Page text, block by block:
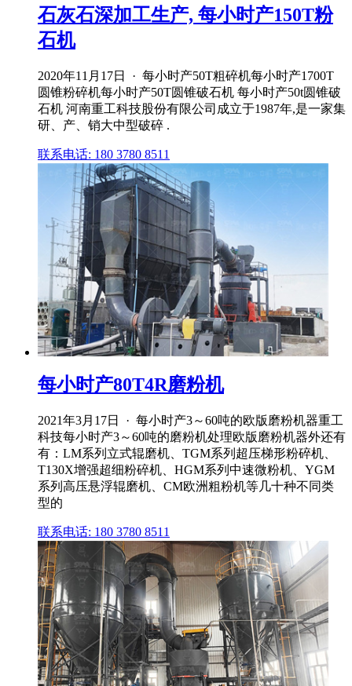
石灰石深加工生产, 每小时产150T粉
石机
2020年11月17日 · 每小时产50T粗碎机每小时产1700T
圆锥粉碎机每小时产50T圆锥破石机 每小时产50t圆锥破
石机 河南重工科技股份有限公司成立于1987年,是一家集
研、产、销大中型破碎 .
联系电话: 180 3780 8511
每小时产80T4R磨粉机
2021年3月17日 · 每小时产3～60吨的欧版磨粉机器重工
科技每小时产3～60吨的磨粉机处理欧版磨粉机器外还有
有：LM系列立式辊磨机、TGM系列超压梯形粉碎机、
T130X增强超细粉碎机、HGM系列中速微粉机、YGM
系列高压悬浮辊磨机、CM欧洲粗粉机等几十种不同类
型的
联系电话: 180 3780 8511